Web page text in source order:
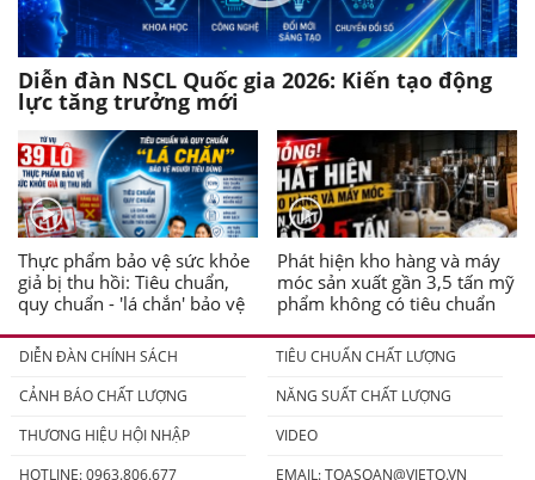
Diễn đàn NSCL Quốc gia 2026: Kiến tạo động
lực tăng trưởng mới
Thực phẩm bảo vệ sức khỏe
giả bị thu hồi: Tiêu chuẩn,
quy chuẩn - 'lá chắn' bảo vệ
Phát hiện kho hàng và máy
móc sản xuất gần 3,5 tấn mỹ
phẩm không có tiêu chuẩn
DIỄN ĐÀN CHÍNH SÁCH
TIÊU CHUẨN CHẤT LƯỢNG
CẢNH BÁO CHẤT LƯỢNG
NĂNG SUẤT CHẤT LƯỢNG
THƯƠNG HIỆU HỘI NHẬP
VIDEO
HOTLINE: 0963.806.677
EMAIL:TOASOAN@VIETQ.VN